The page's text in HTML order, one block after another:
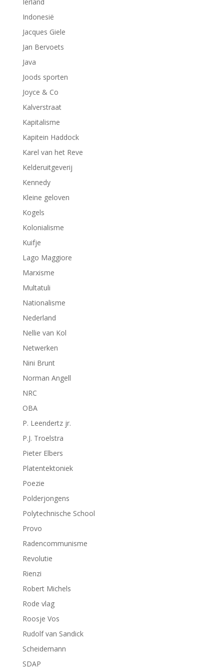
Indonesië
Jacques Giele
Jan Bervoets
Java
Joods sporten
Joyce & Co
Kalverstraat
Kapitalisme
Kapitein Haddock
Karel van het Reve
Kelderuitgeverij
Kennedy
Kleine geloven
Kogels
Kolonialisme
Kuifje
Lago Maggiore
Marxisme
Multatuli
Nationalisme
Nederland
Nellie van Kol
Netwerken
Nini Brunt
Norman Angell
NRC
OBA
P. Leendertz jr.
P.J. Troelstra
Pieter Elbers
Platentektoniek
Poezie
Polderjongens
Polytechnische School
Provo
Radencommunisme
Revolutie
Rienzi
Robert Michels
Rode vlag
Roosje Vos
Rudolf van Sandick
Scheidemann
SDAP